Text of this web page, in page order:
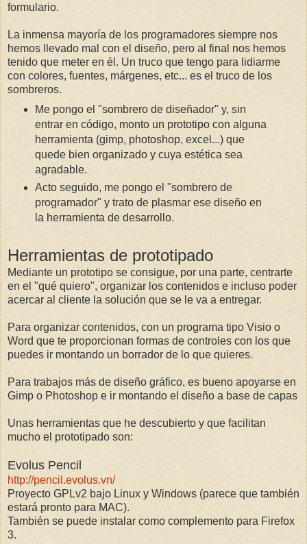
formulario.
La inmensa mayoría de los programadores siempre nos
hemos llevado mal con el diseño, pero al final nos hemos
tenido que meter en él. Un truco que tengo para lidiarme
con colores, fuentes, márgenes, etc... es el truco de los
sombreros.
Me pongo el "sombrero de diseñador" y, sin
entrar en código, monto un prototipo con alguna
herramienta (gimp, photoshop, excel...) que
quede bien organizado y cuya estética sea
agradable.
Acto seguido, me pongo el "sombrero de
programador" y trato de plasmar ese diseño en
la herramienta de desarrollo.
Herramientas de prototipado
Mediante un prototipo se consigue, por una parte, centrarte
en el "qué quiero", organizar los contenidos e incluso poder
acercar al cliente la solución que se le va a entregar.
Para organizar contenidos, con un programa tipo Visio o
Word que te proporcionan formas de controles con los que
puedes ir montando un borrador de lo que quieres.
Para trabajos más de diseño gráfico, es bueno apoyarse en
Gimp o Photoshop e ir montando el diseño a base de capas
Unas herramientas que he descubierto y que facilitan
mucho el prototipado son:
Evolus Pencil
http://pencil.evolus.vn/
Proyecto GPLv2 bajo Linux y Windows (parece que también
estará pronto para MAC).
También se puede instalar como complemento para Firefox
3.